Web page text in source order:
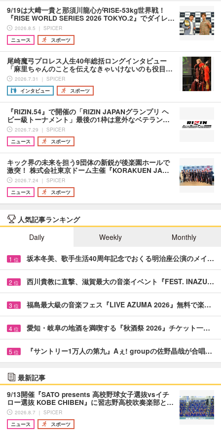
9/19は大﨑一貴と那須川龍心がRISE-53kg世界戦！
『RISE WORLD SERIES 2026 TOKYO.2』でダイレ…
2026.8.5 ｜ SPICER
ニュース
スポーツ
尾崎魔弓プロレス人生40年総括ロングインタビュー
「麻里ちゃんのことを伝えなきゃいけないのも役目…
2026.7.31 ｜ SPICER
インタビュー
スポーツ
『RIZIN.54』で開催の「RIZIN JAPANグランプリ ヘ
ビー級トーナメント」最後の1枠は意外なベテラン…
2026.7.29 ｜ SPICER
ニュース
スポーツ
キック界の未来を担う9団体の新鋭が後楽園ホールで
激突！ 株式会社東京ドーム主催『KORAKUEN JA…
2026.7.24 ｜ SPICER
ニュース
スポーツ
人気記事ランキング
Daily
Weekly Monthly
1 位 坂本冬美、歌手生活40周年記念でおくる明治座公演のメイ…
2 位 西川貴教に直撃、滋賀最大の音楽イベント『FEST. INAZU…
3 位 福島最大級の音楽フェス『LIVE AZUMA 2026』無料で楽…
4 位 愛知・岐阜の地酒を満喫する『秋酒祭 2026』チケット一…
5 位 『サントリー1万人の第九』Aぇ! groupの佐野晶哉が合唱…
最新記事
9/13開催『SATO presents 高校野球女子選抜vsイチ
ロー選抜 KOBE CHIBEN』に習志野高校吹奏楽部と…
2026.8.7 ｜ SPICER
ニュース
スポーツ